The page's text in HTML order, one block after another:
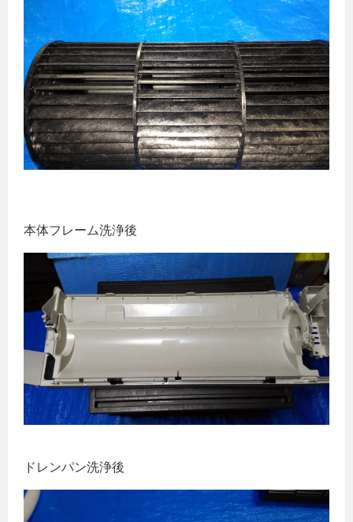
本体フレーム洗浄後
ドレンパン洗浄後